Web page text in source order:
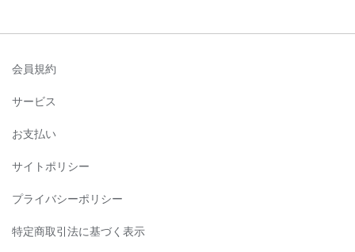
会員規約
サービス
お支払い
サイトポリシー
プライバシーポリシー
特定商取引法に基づく表示